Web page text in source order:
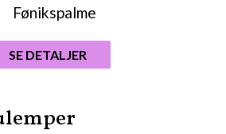
SE DETALJER